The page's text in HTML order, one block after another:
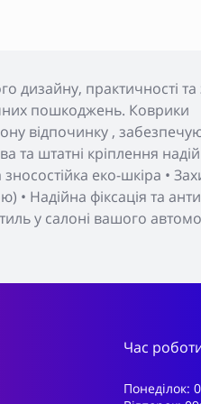
дизайну, практичності та
пошкоджень. Коврики
відпочинку ,
штатні кріплення
еко-шкіра •
Надійна фіксація та
у салоні вашого
Час
Понеділок: